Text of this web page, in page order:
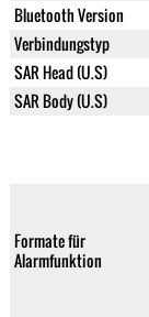
Bluetooth Version
Verbindungstyp
SAR Head (U.S)
SAR Body (U.S)
Formate für
Alarmfunktion